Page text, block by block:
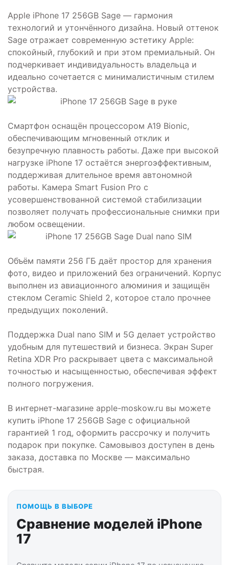
Apple iPhone 17 256GB Sage — гармония
технологий и утончённого дизайна. Новый оттенок
Sage отражает современную эстетику Apple:
спокойный, глубокий и при этом премиальный. Он
подчеркивает индивидуальность владельца и
идеально сочетается с минималистичным стилем
устройства.
Смартфон оснащён процессором A19 Bionic,
обеспечивающим мгновенный отклик и
безупречную плавность работы. Даже при высокой
нагрузке iPhone 17 остаётся энергоэффективным,
поддерживая длительное время автономной
работы. Камера Smart Fusion Pro с
усовершенствованной системой стабилизации
позволяет получать профессиональные снимки при
любом освещении.
Объём памяти 256 ГБ даёт простор для хранения
фото, видео и приложений без ограничений. Корпус
выполнен из авиационного алюминия и защищён
стеклом Ceramic Shield 2, которое стало прочнее
предыдущих поколений.
Поддержка Dual nano SIM и 5G делает устройство
удобным для путешествий и бизнеса. Экран Super
Retina XDR Pro раскрывает цвета с максимальной
точностью и насыщенностью, обеспечивая эффект
полного погружения.
В интернет-магазине apple-moskow.ru вы можете
купить iPhone 17 256GB Sage с официальной
гарантией 1 год, оформить рассрочку и получить
подарок при покупке. Самовывоз доступен в день
заказа, доставка по Москве — максимально
быстрая.
ПОМОЩЬ В ВЫБОРЕ
Сравнение моделей iPhone
17